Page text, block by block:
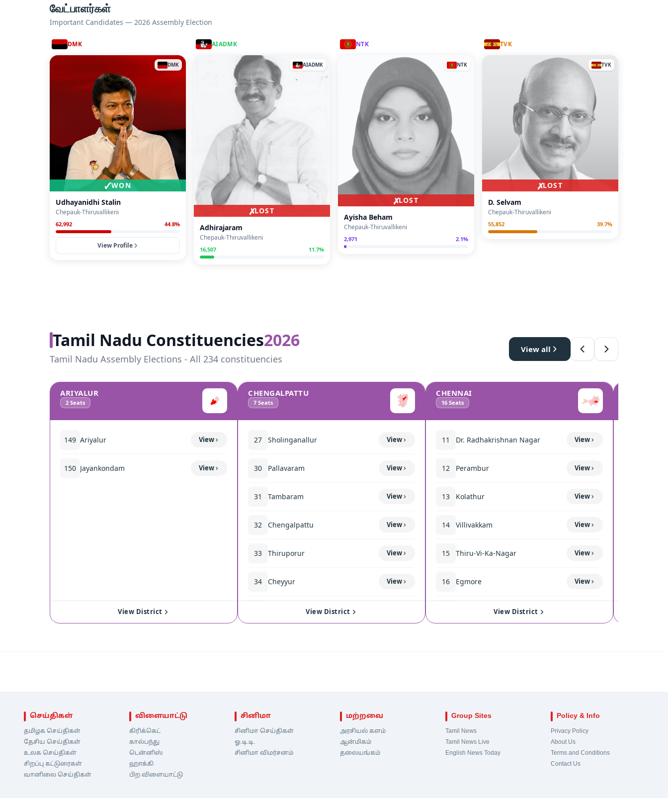
வேட்பாளர்கள்
Important Candidates — 2026 Assembly Election
DMK
✓WON
DMK
Udhayanidhi Stalin
Chepauk-Thiruvallikeni
62,992 44.8%
View Profile
AIADMK
✗LOST
AIADMK
Adhirajaram
Chepauk-Thiruvallikeni
16,507 11.7%
NTK
✗LOST
NTK
Ayisha Beham
Chepauk-Thiruvallikeni
2,971 2.1%
TVK
✗LOST
TVK
D. Selvam
Chepauk-Thiruvallikeni
55,852 39.7%
Tamil Nadu Constituencies2026
Tamil Nadu Assembly Elections - All 234 constituencies
View all
ARIYALUR
2 Seats
149 Ariyalur View
150 Jayankondam View
View District
CHENGALPATTU
7 Seats
27 Sholinganallur View
30 Pallavaram View
31 Tambaram View
32 Chengalpattu View
33 Thiruporur View
34 Cheyyur View
MadurantakamView District
CHENNAI
16 Seats
11 Dr. Radhakrishnan Nagar View
12 Perambur View
13 Kolathur View
14 Villivakkam View
15 Thiru-Vi-Ka-Nagar View
16 Egmore View
Royapuram
21
22 Virugampakkam View
View District
செய்திகள்
தமிழக செய்திகள்
தேசிய செய்திகள்
உலக செய்திகள்
சிறப்பு கட்டுரைகள்
வானிலை செய்திகள்
விளையாட்டு
கிரிக்கெட்
கால்பந்து
டென்னிஸ்
ஹாக்கி
பிற விளையாட்டு
சினிமா
சினிமா செய்திகள்
ஓ.டி.டி.
சினிமா விமர்சனம்
மற்றவை
அரசியல் களம்
ஆன்மிகம்
தலையங்கம்
Group Sites
Tamil News
Tamil News Live
English News Today
Policy & Info
Privacy Policy
About Us
Terms and Conditions
Contact Us